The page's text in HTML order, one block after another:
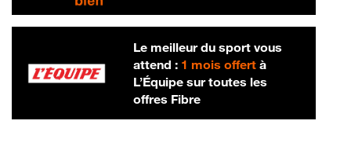
Le meilleur du sport vous
attend : 1 mois offertà
L’Équipe sur toutes les
offres Fibre